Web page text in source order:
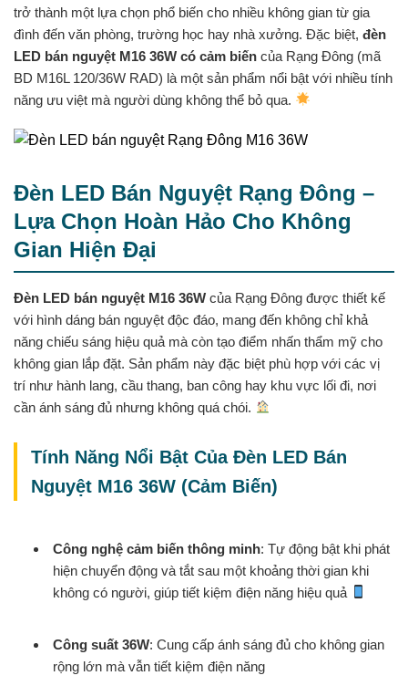
trở thành một lựa chọn phổ biến cho nhiều không gian từ gia
đình đến văn phòng, trường học hay nhà xưởng. Đặc biệt, đèn
LED bán nguyệt M16 36W có cảm biến của Rạng Đông (mã
BD M16L 120/36W RAD) là một sản phẩm nổi bật với nhiều tính
năng ưu việt mà người dùng không thể bỏ qua.
Đèn LED Bán Nguyệt Rạng Đông –
Lựa Chọn Hoàn Hảo Cho Không
Gian Hiện Đại
Đèn LED bán nguyệt M16 36W của Rạng Đông được thiết kế
với hình dáng bán nguyệt độc đáo, mang đến không chỉ khả
năng chiếu sáng hiệu quả mà còn tạo điểm nhấn thẩm mỹ cho
không gian lắp đặt. Sản phẩm này đặc biệt phù hợp với các vị
trí như hành lang, cầu thang, ban công hay khu vực lối đi, nơi
cần ánh sáng đủ nhưng không quá chói.
Tính Năng Nổi Bật Của Đèn LED Bán
Nguyệt M16 36W (Cảm Biến)
Công nghệ cảm biến thông minh: Tự động bật khi phát
hiện chuyển động và tắt sau một khoảng thời gian khi
không có người, giúp tiết kiệm điện năng hiệu quả
Công suất 36W: Cung cấp ánh sáng đủ cho không gian
rộng lớn mà vẫn tiết kiệm điện năng